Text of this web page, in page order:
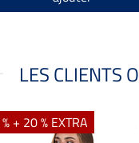
LES CLIENTS
+ 20 % EXTRA